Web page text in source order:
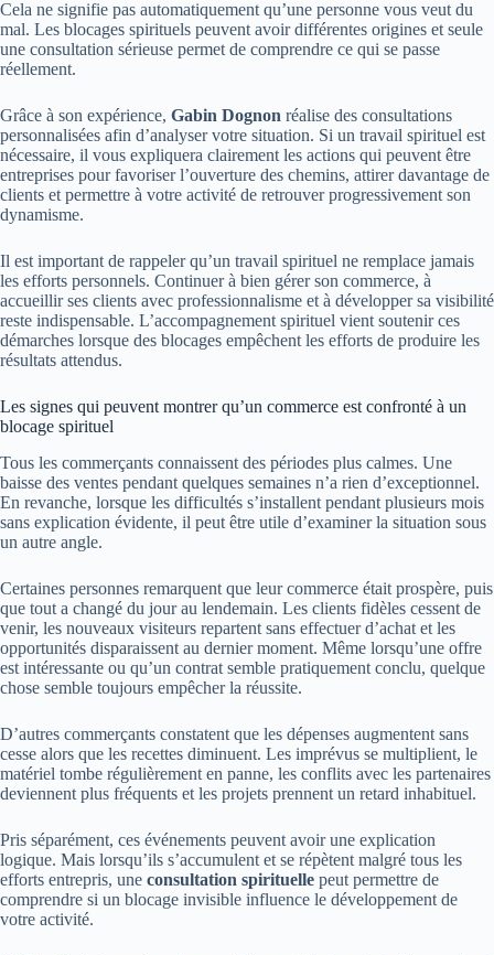
Cela ne signifie pas automatiquement qu’une personne vous veut du
mal. Les blocages spirituels peuvent avoir différentes origines et seule
une consultation sérieuse permet de comprendre ce qui se passe
réellement.
Grâce à son expérience, Gabin Dognon réalise des consultations
personnalisées afin d’analyser votre situation. Si un travail spirituel est
nécessaire, il vous expliquera clairement les actions qui peuvent être
entreprises pour favoriser l’ouverture des chemins, attirer davantage de
clients et permettre à votre activité de retrouver progressivement son
dynamisme.
Il est important de rappeler qu’un travail spirituel ne remplace jamais
les efforts personnels. Continuer à bien gérer son commerce, à
accueillir ses clients avec professionnalisme et à développer sa visibilité
reste indispensable. L’accompagnement spirituel vient soutenir ces
démarches lorsque des blocages empêchent les efforts de produire les
résultats attendus.
Les signes qui peuvent montrer qu’un commerce est confronté à un
blocage spirituel
Tous les commerçants connaissent des périodes plus calmes. Une
baisse des ventes pendant quelques semaines n’a rien d’exceptionnel.
En revanche, lorsque les difficultés s’installent pendant plusieurs mois
sans explication évidente, il peut être utile d’examiner la situation sous
un autre angle.
Certaines personnes remarquent que leur commerce était prospère, puis
que tout a changé du jour au lendemain. Les clients fidèles cessent de
venir, les nouveaux visiteurs repartent sans effectuer d’achat et les
opportunités disparaissent au dernier moment. Même lorsqu’une offre
est intéressante ou qu’un contrat semble pratiquement conclu, quelque
chose semble toujours empêcher la réussite.
D’autres commerçants constatent que les dépenses augmentent sans
cesse alors que les recettes diminuent. Les imprévus se multiplient, le
matériel tombe régulièrement en panne, les conflits avec les partenaires
deviennent plus fréquents et les projets prennent un retard inhabituel.
Pris séparément, ces événements peuvent avoir une explication
logique. Mais lorsqu’ils s’accumulent et se répètent malgré tous les
efforts entrepris, une consultation spirituelle peut permettre de
comprendre si un blocage invisible influence le développement de
votre activité.